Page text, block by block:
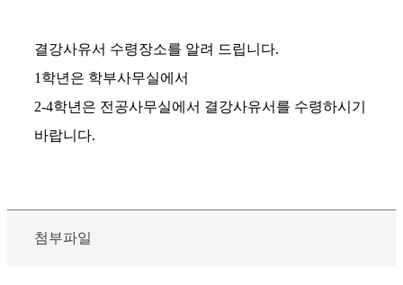
결강사유서 수령장소를 알려 드립니다.
1학년은 학부사무실에서
2-4학년은 전공사무실에서 결강사유서를 수령하시기
바랍니다.
첨부파일